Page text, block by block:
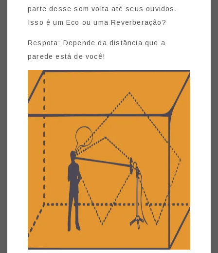
parte desse som volta até seus ouvidos.
Isso é um Eco ou uma Reverberação?
Respota: Depende da distância que a
parede está de você!